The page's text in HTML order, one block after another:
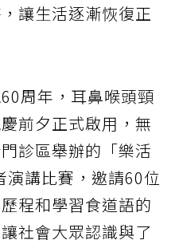
讓生活逐漸恢復正
周年，耳鼻喉頭頸
前夕正式啟用，無
診區舉辦的「樂活
講比賽，邀請60位
程和學習食道語的
社會大眾認識與了